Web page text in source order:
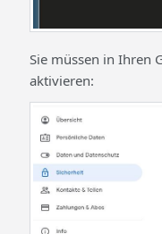
Sie müssen in Ihren
aktivieren: